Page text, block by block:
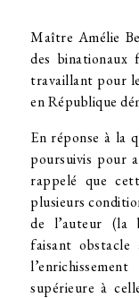
Maître Amélie
des binationaux
travaillant pour
en République
En réponse à la
poursuivis pour
rappelé que
plusieurs
de l’auteur (la
faisant obstacle
supérieure à